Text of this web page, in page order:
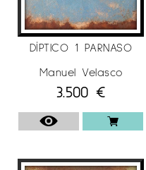
DÍPTICO 1 PARNASO
Manuel Velasco
3.500 €